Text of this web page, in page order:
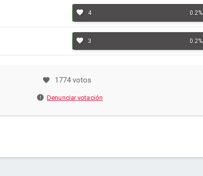
4 0.2%
3 0.2%
1774 votos
Denunciar votación